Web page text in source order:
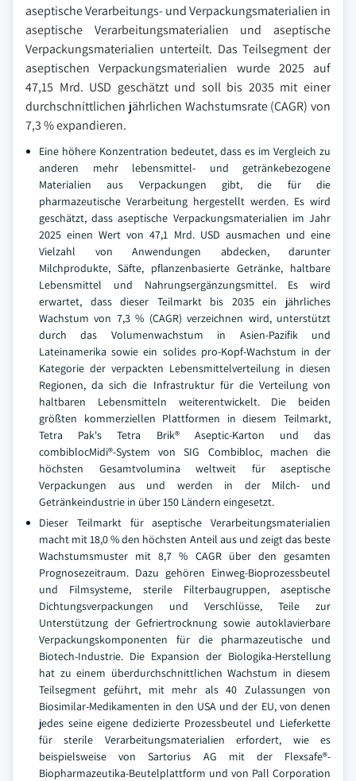
aseptische Verarbeitungs- und Verpackungsmaterialien in
aseptische Verarbeitungsmaterialien und aseptische
Verpackungsmaterialien unterteilt. Das Teilsegment der
aseptischen Verpackungsmaterialien wurde 2025 auf
47,15 Mrd. USD geschätzt und soll bis 2035 mit einer
durchschnittlichen jährlichen Wachstumsrate (CAGR) von
7,3 % expandieren.
Eine höhere Konzentration bedeutet, dass es im Vergleich zu
anderen mehr lebensmittel- und getränkebezogene
Materialien aus Verpackungen gibt, die für die
pharmazeutische Verarbeitung hergestellt werden. Es wird
geschätzt, dass aseptische Verpackungsmaterialien im Jahr
2025 einen Wert von 47,1 Mrd. USD ausmachen und eine
Vielzahl von Anwendungen abdecken, darunter
Milchprodukte, Säfte, pflanzenbasierte Getränke, haltbare
Lebensmittel und Nahrungsergänzungsmittel. Es wird
erwartet, dass dieser Teilmarkt bis 2035 ein jährliches
Wachstum von 7,3 % (CAGR) verzeichnen wird, unterstützt
durch das Volumenwachstum in Asien-Pazifik und
Lateinamerika sowie ein solides pro-Kopf-Wachstum in der
Kategorie der verpackten Lebensmittelverteilung in diesen
Regionen, da sich die Infrastruktur für die Verteilung von
haltbaren Lebensmitteln weiterentwickelt. Die beiden
größten kommerziellen Plattformen in diesem Teilmarkt,
Tetra Pak's Tetra Brik® Aseptic-Karton und das
combiblocMidi®-System von SIG Combibloc, machen die
höchsten Gesamtvolumina weltweit für aseptische
Verpackungen aus und werden in der Milch- und
Getränkeindustrie in über 150 Ländern eingesetzt.
Dieser Teilmarkt für aseptische Verarbeitungsmaterialien
macht mit 18,0 % den höchsten Anteil aus und zeigt das beste
Wachstumsmuster mit 8,7 % CAGR über den gesamten
Prognosezeitraum. Dazu gehören Einweg-Bioprozessbeutel
und Filmsysteme, sterile Filterbaugruppen, aseptische
Dichtungsverpackungen und Verschlüsse, Teile zur
Unterstützung der Gefriertrocknung sowie autoklavierbare
Verpackungskomponenten für die pharmazeutische und
Biotech-Industrie. Die Expansion der Biologika-Herstellung
hat zu einem überdurchschnittlichen Wachstum in diesem
Teilsegment geführt, mit mehr als 40 Zulassungen von
Biosimilar-Medikamenten in den USA und der EU, von denen
jedes seine eigene dedizierte Prozessbeutel und Lieferkette
für sterile Verarbeitungsmaterialien erfordert, wie es
beispielsweise von Sartorius AG mit der Flexsafe®-
Biopharmazeutika-Beutelplattform und von Pall Corporation